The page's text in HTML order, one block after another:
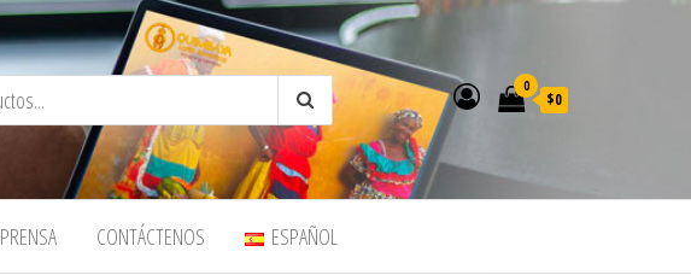
0
$0
PRENSA CONTÁCTENOS ESPAÑOL